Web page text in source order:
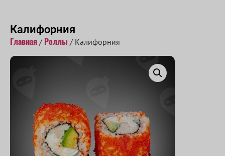
Калифорния
Главная / Роллы / Калифорния